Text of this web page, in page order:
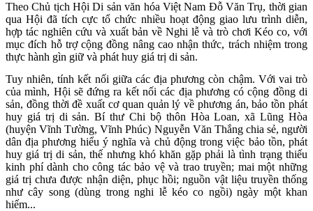
Theo Chủ tịch Hội Di sản văn hóa Việt Nam Đỗ Văn Trụ, thời gian
qua Hội đã tích cực tổ chức nhiều hoạt động giao lưu trình diễn,
hợp tác nghiên cứu và xuất bản về Nghi lễ và trò chơi Kéo co, với
mục đích hỗ trợ cộng đồng nâng cao nhận thức, trách nhiệm trong
thực hành gìn giữ và phát huy giá trị di sản.
Tuy nhiên, tính kết nối giữa các địa phương còn chậm. Với vai trò
của mình, Hội sẽ đứng ra kết nối các địa phương có cộng đồng di
sản, đồng thời đề xuất cơ quan quản lý về phương án, bảo tồn phát
huy giá trị di sản. Bí thư Chi bộ thôn Hòa Loan, xã Lũng Hòa
(huyện Vĩnh Tường, Vĩnh Phúc) Nguyễn Văn Thắng chia sẻ, người
dân địa phương hiểu ý nghĩa và chủ động trong việc bảo tồn, phát
huy giá trị di sản, thế nhưng khó khăn gặp phải là tình trạng thiếu
kinh phí dành cho công tác bảo vệ và trao truyền; mai một những
giá trị chưa được nhận diện, phục hồi; nguồn vật liệu truyền thống
như cây song (dùng trong nghi lễ kéo co ngồi) ngày một khan
hiếm...